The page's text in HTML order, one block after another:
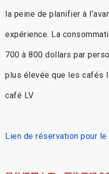
la peine de planifier à
expérience. La
700 à 800 dollars par
plus élevée que les cafés
café LV
Lien de réservation pour